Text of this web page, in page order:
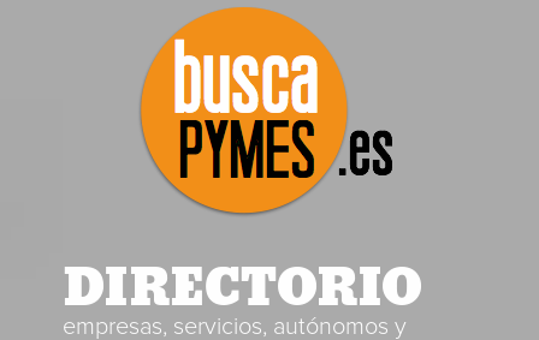
DIRECTORIO
empresas, servicios, autónomos y